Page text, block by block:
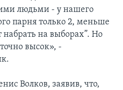
людьми - у нашего
парня только 2, меньше
на выборах”. Но
высок», -
Волков, заявив, что,